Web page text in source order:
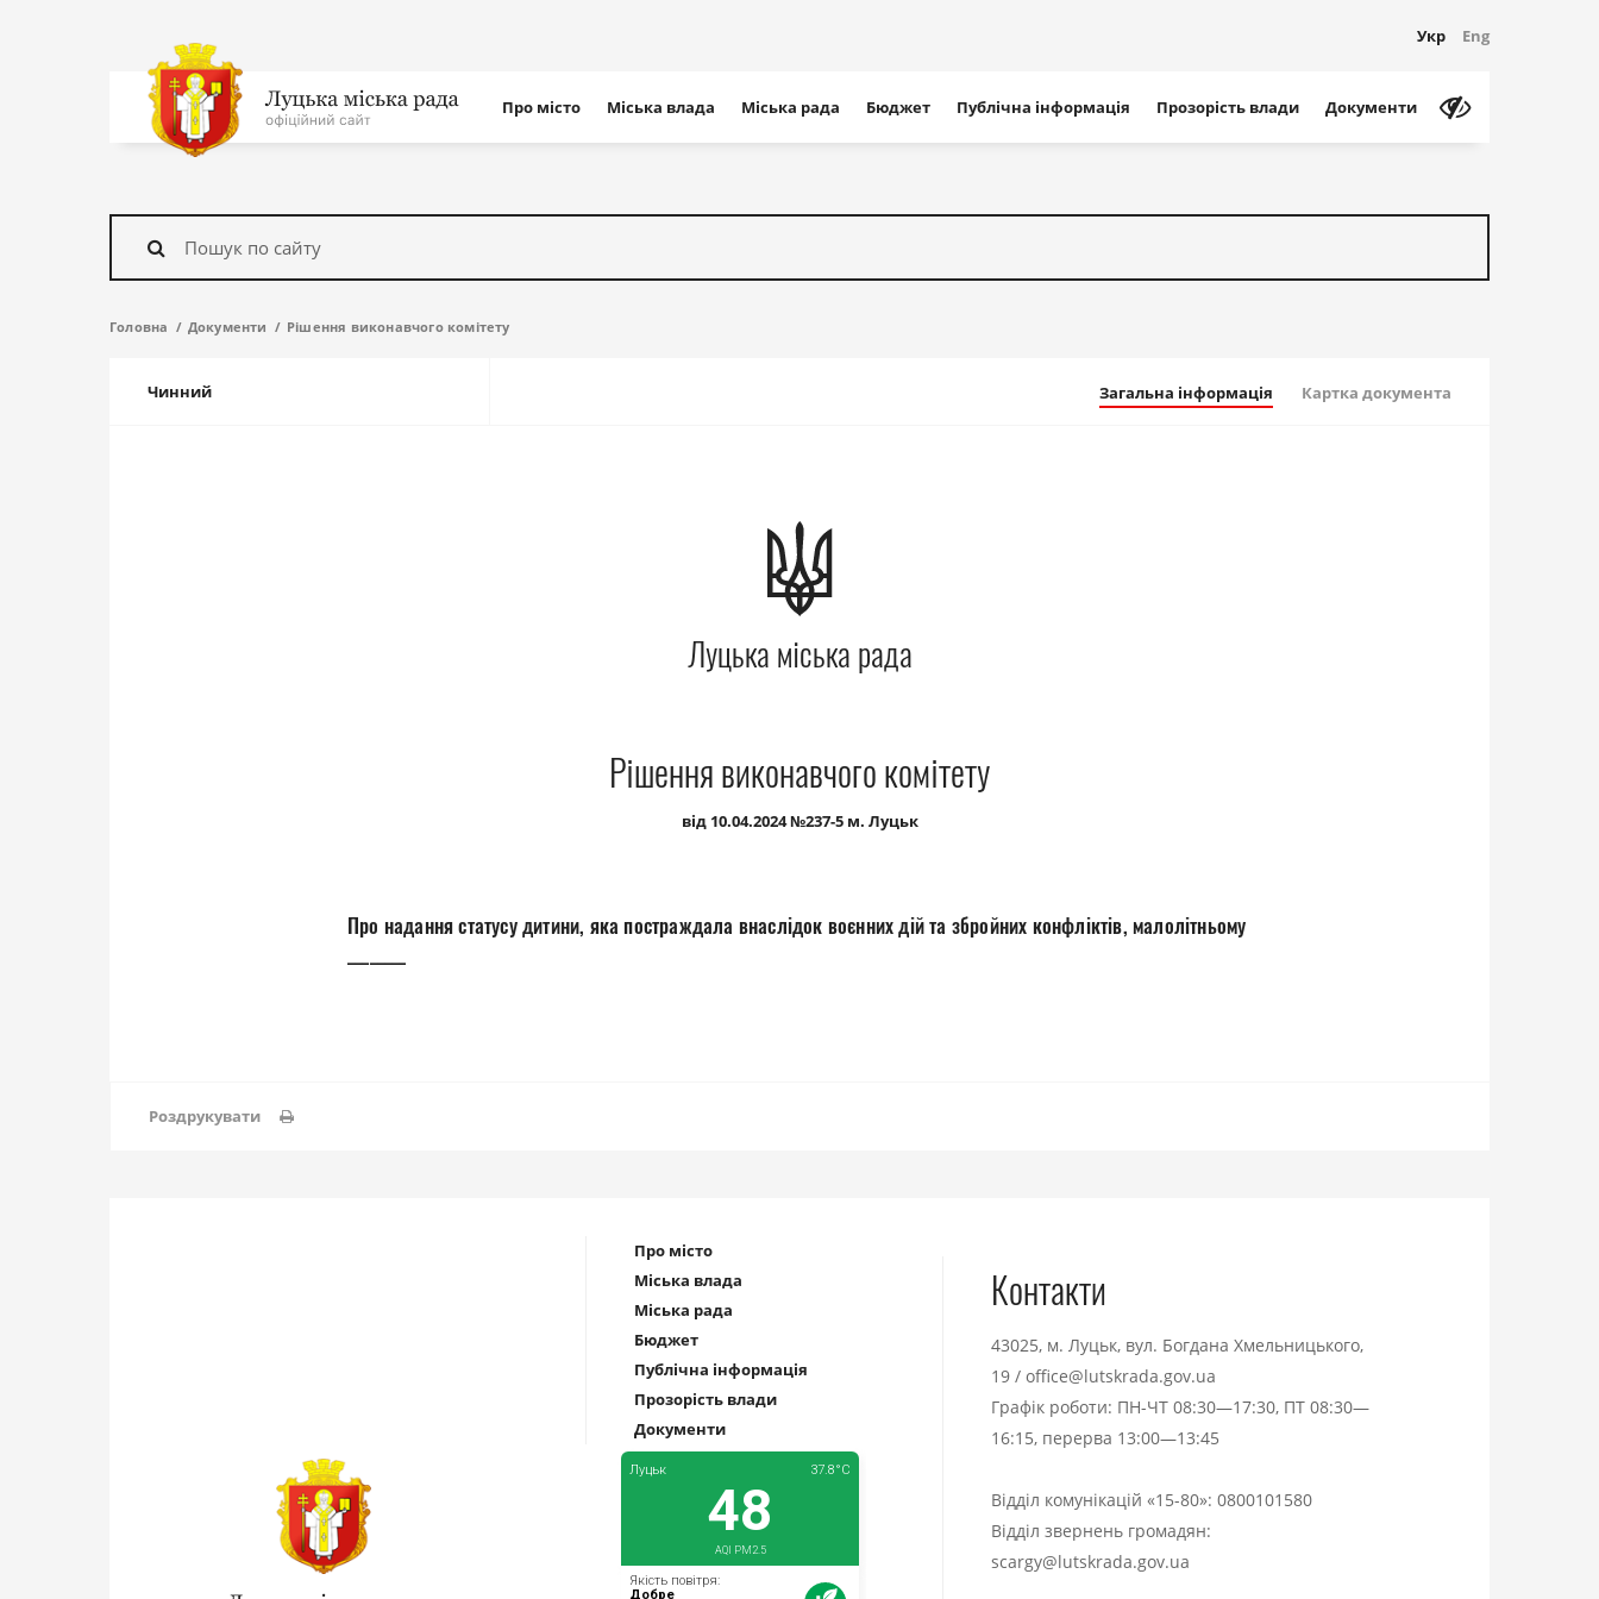
Укр Eng
На
головну
сайту
Про місто Міська влада Міська рада Бюджет Публічна інформація Прозорість влади Документи
Знайти
Головна Документи Рішення виконавчого комітету
Чинний Загальна інформація Картка документа
Луцька міська рада
Рішення виконавчого комітету
від 10.04.2024 №237-5 м. Луцьк
Про надання статусу дитини, яка постраждала внаслідок воєнних дій та збройних конфліктів, малолітньому
Роздрукувати
Про місто
Міська влада
Міська рада
Бюджет
Публічна інформація
Прозорість влади
Документи
Контакти
43025, м. Луцьк, вул. Богдана Хмельницького,
19 / office@lutskrada.gov.ua
Графік роботи: ПН-ЧТ 08:30—17:30, ПТ 08:30—
16:15, перерва 13:00—13:45
Відділ комунікацій «15-80»: 0800101580
Відділ звернень громадян:
scargy@lutskrada.gov.ua